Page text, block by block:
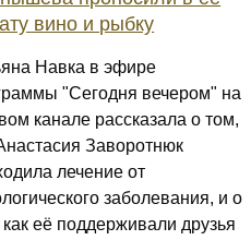
вино и рыбку
Навка в эфире
"Сегодня вечером" на
канале рассказала о том,
Заворотнюк
лечение от
заболевания, и о
её поддерживали друзья